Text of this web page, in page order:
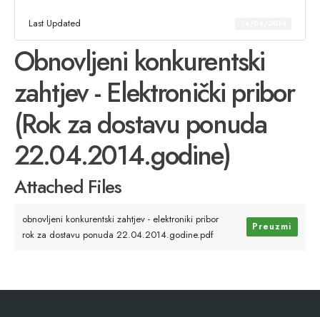
Last Updated
Obnovljeni konkurentski
zahtjev - Elektronički pribor
(Rok za dostavu ponuda
22.04.2014.godine)
Attached Files
obnovljeni konkurentski zahtjev - elektroniki pribor
rok za dostavu ponuda 22.04.2014.godine.pdf
Preuzmi